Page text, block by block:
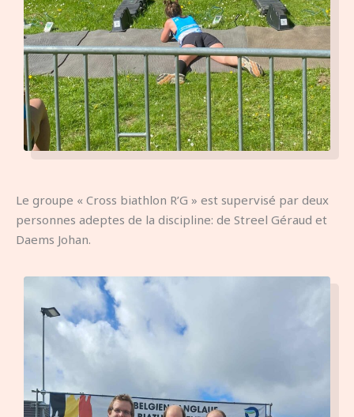
Le groupe « Cross biathlon R’G » est supervisé par deux
personnes adeptes de la discipline: de Streel Géraud et
Daems Johan.